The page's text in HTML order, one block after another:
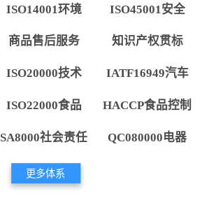
ISO14001环境 ISO45001安全
商品售后服务 知识产权贯标
ISO20000技术 IATF16949汽车
ISO22000食品 HACCP食品控制
SA8000社会责任 QC080000电器
更多体系